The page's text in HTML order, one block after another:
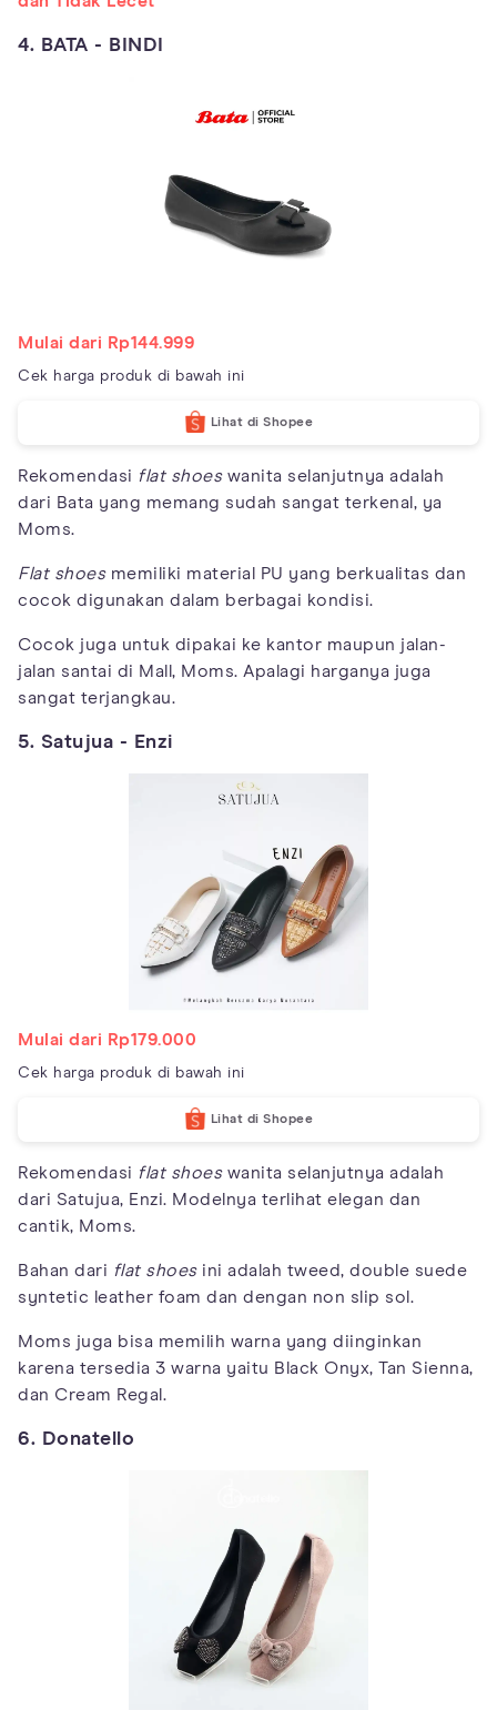
4. BATA - BINDI
Mulai dari Rp144.999
Cek harga produk di bawah ini
Lihat di Shopee
Rekomendasi flat shoeswanita selanjutnya adalah
dari Bata yang memang sudah sangat terkenal, ya
Moms.
Flat shoesmemiliki material PU yang berkualitas dan
cocok digunakan dalam berbagai kondisi.
Cocok juga untuk dipakai ke kantor maupun jalan-
jalan santai di Mall, Moms. Apalagi harganya juga
sangat terjangkau.
5. Satujua - Enzi
Mulai dari Rp179.000
Cek harga produk di bawah ini
Lihat di Shopee
Rekomendasi flat shoeswanita selanjutnya adalah
dari Satujua, Enzi. Modelnya terlihat elegan dan
cantik, Moms.
Bahan dari flat shoesini adalah tweed, double suede
syntetic leather foam dan dengan non slip sol.
Moms juga bisa memilih warna yang diinginkan
karena tersedia 3 warna yaitu Black Onyx, Tan Sienna,
dan Cream Regal.
6. Donatello